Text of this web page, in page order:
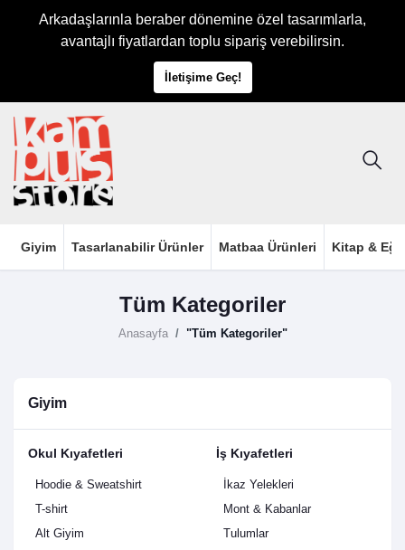
Arkadaşlarınla beraber dönemine özel tasarımlarla,
avantajlı fiyatlardan toplu sipariş verebilirsin.
İletişime Geç!
Giyim Tasarlanabilir Ürünler Matbaa Ürünleri Kitap &
Tüm Kategoriler
Anasayfa "Tüm Kategoriler"
Giyim
Okul Kıyafetleri
Hoodie & Sweatshirt
T-shirt
Alt Giyim
İş Kıyafetleri
İkaz Yelekleri
Mont & Kabanlar
Tulumlar